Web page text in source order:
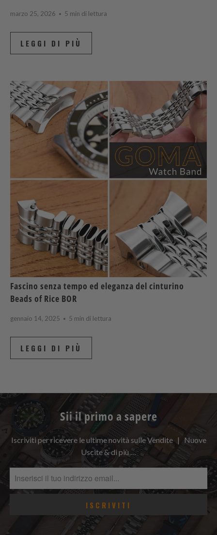
marzo 25, 2026 5 min di lettura
LEGGI DI PIÙ
Fascino senza tempo ed eleganza del cinturino
Beads of Rice BOR
gennaio 14, 2025 5 min di lettura
LEGGI DI PIÙ
Sii il primo a sapere
Iscriviti per ricevere le ultime novità sulle Vendite | Nuove
Uscite & di più …